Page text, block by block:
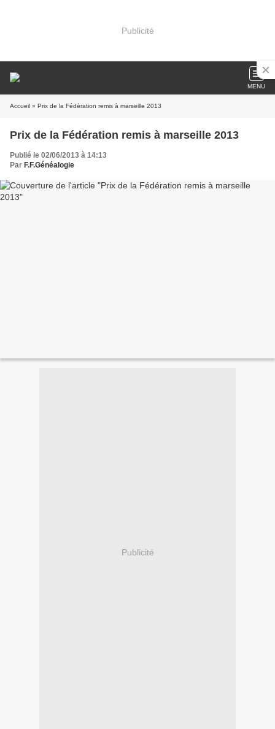
Publicité
MENU
Accueil » Prix de la Fédération remis à marseille 2013
Prix de la Fédération remis à marseille 2013
Publié le 02/06/2013 à 14:13
Par F.F.Généalogie
Publicité